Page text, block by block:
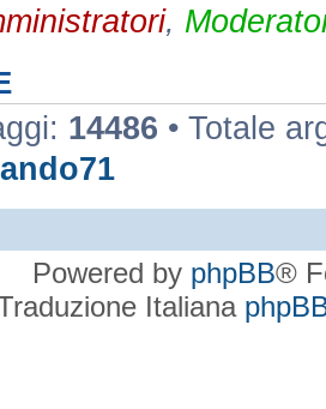
,
14486 • Totale
Powered by phpBB®
Italiana